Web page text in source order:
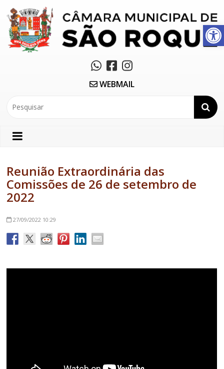
Abrir a barra de ferramentas
WEBMAIL
Reunião Extraordinária das
Comissões de 26 de setembro de
2022
27/09/2022 10:29